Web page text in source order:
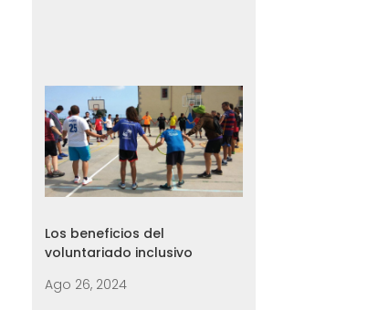
Los beneficios del
voluntariado inclusivo
Ago 26, 2024